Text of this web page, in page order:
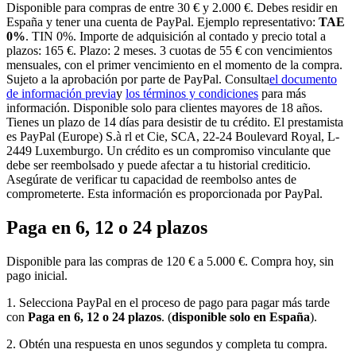
Disponible para compras de entre 30 € y 2.000 €. Debes residir en
España y tener una cuenta de PayPal. Ejemplo representativo: TAE
0%. TIN 0%. Importe de adquisición al contado y precio total a
plazos: 165 €. Plazo: 2 meses. 3 cuotas de 55 € con vencimientos
mensuales, con el primer vencimiento en el momento de la compra.
Sujeto a la aprobación por parte de PayPal. Consultael documento
de información previay los términos y condiciones para más
información. Disponible solo para clientes mayores de 18 años.
Tienes un plazo de 14 días para desistir de tu crédito. El prestamista
es PayPal (Europe) S.à rl et Cie, SCA, 22-24 Boulevard Royal, L-
2449 Luxemburgo. Un crédito es un compromiso vinculante que
debe ser reembolsado y puede afectar a tu historial crediticio.
Asegúrate de verificar tu capacidad de reembolso antes de
comprometerte. Esta información es proporcionada por PayPal.
Paga en 6, 12 o 24 plazos
Disponible para las compras de 120 € a 5.000 €. Compra hoy, sin
pago inicial.
1. Selecciona PayPal en el proceso de pago para pagar más tarde
con Paga en 6, 12 o 24 plazos. (disponible solo en España).
2. Obtén una respuesta en unos segundos y completa tu compra.